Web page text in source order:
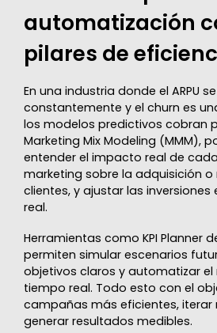
automatización
pilares de
En una industria donde el ARPU
constantemente y el churn es
los modelos predictivos cobran
Marketing Mix Modeling (MMM),
entender el impacto real de
marketing sobre la adquisición o
clientes, y ajustar las inversiones
real.
Herramientas como KPI Planner
permiten simular escenarios
objetivos claros y automatizar
tiempo real. Todo esto con el
campañas más eficientes, iterar
generar resultados medibles.